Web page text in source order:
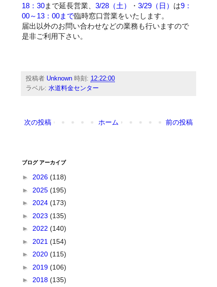
18：30まで延長営業、3/28（土） ・3/29（日） は9：
00～13：00まで臨時窓口営業をいたします。
届出以外のお問い合わせなどの業務も行いますので
是非ご利用下さい。
投稿者 Unknown 時刻: 12:22:00
ラベル:水道料金センター
次の投稿 前の投稿
ホーム
ブログ アーカイブ
►2026(118)
► 2025(195)
►2024(173)
► 2023(135)
►2022(140)
► 2021(154)
►2020(115)
► 2019(106)
►2018(135)